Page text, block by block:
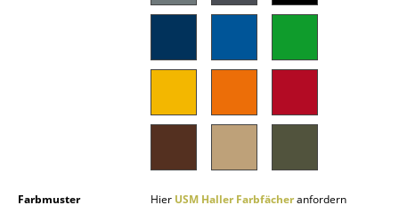
Nachttische & Bettzubehör
Accessoires
Farbmuster Hier USM Haller Farbfächeranfordern